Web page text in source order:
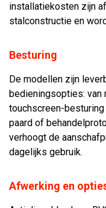
installatiekosten zijn
stalconstructie en
Besturing
De modellen zijn
bedieningsopties:
touchscreen-
paard of
verhoogt de
dagelijks gebruik.
Afwerking en